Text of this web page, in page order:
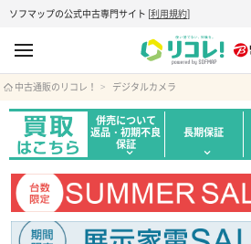
ソフマップの公式中古専門サイト [利用規約]
中古通販のリコレ！ デジタルカメラ
併売について
返品・初期不良
保証
長期保証